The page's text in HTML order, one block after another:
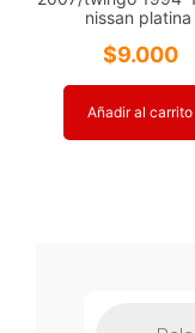
nissan platina
$9.000
Añadir al carrito